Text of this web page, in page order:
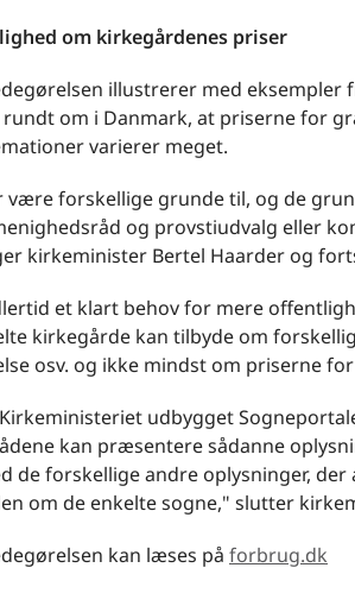
om kirkegårdenes priser
illustrerer med eksempler
om i Danmark, at priserne for
varierer meget.
være forskellige grunde til, og de
og provstiudvalg eller
kirkeminister Bertel Haarder og
et klart behov for mere
kirkegårde kan tilbyde om
osv. og ikke mindst om priserne
udbygget
kan præsentere sådanne
de forskellige andre oplysninger, der
om de enkelte sogne," slutter
kan læses på forbrug.dk